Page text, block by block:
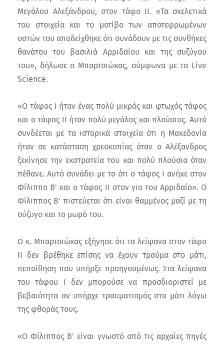
Μεγάλου Αλεξάνδρου, στον τάφο ΙΙ. «Τα σκελετικά
του στοιχεία και το μοτίβο των αποτεφρωμένων
οστών του αποδείχθηκε ότι συνάδουν με τις συνθήκες
θανάτου του βασιλιά Αρριδαίου και της συζύγου
του», δήλωσε ο Μπαρτσιώκας, σύμφωνα με το Live
Science.
«Ο τάφος Ι ήταν ένας πολύ μικρός και φτωχός τάφος
και ο τάφος ΙΙ ήταν πολύ μεγάλος και πλούσιος. Αυτό
συνδέεται με τα ιστορικά στοιχεία ότι η Μακεδονία
ήταν σε κατάσταση χρεοκοπίας όταν ο Αλέξανδρος
ξεκίνησε την εκστρατεία του και πολύ πλούσια όταν
πέθανε. Αυτό συνάδει με το ότι ο τάφος Ι ανήκε στον
Φίλιππο Β' και ο τάφος ΙΙ στον γιο του Αρριδαίο». Ο
Φίλιππος Β' πιστεύεται ότι είναι θαμμένος μαζί με τη
σύζυγο και το μωρό του.
Ο κ. Μπαρτσιώκας εξήγησε ότι τα λείψανα στον τάφο
ΙΙ δεν βρέθηκε επίσης να έχουν τραύμα στο μάτι,
πεποίθηση που υπήρξε προηγουμένως. Στα λείψανα
του τάφου Ι δεν μπορούσε να προσδιοριστεί με
βεβαιότητα αν υπήρχε τραυματισμός στο μάτι λόγω
της φθοράς τους.
«Ο Φίλιππος Β' είναι γνωστό από τις αρχαίες πηγές